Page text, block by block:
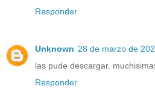
Responder
Unknown 28 de marzo de
las pude descargar.
Responder